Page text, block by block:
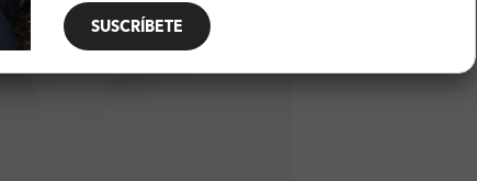
SUSCRÍBETE